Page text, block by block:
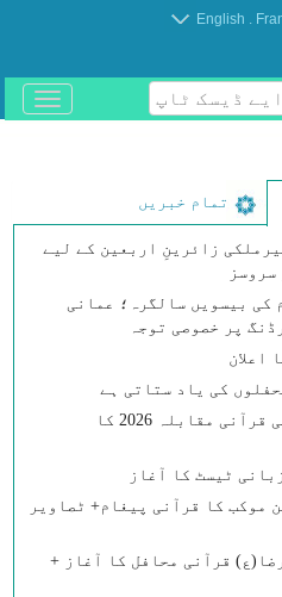
.
English
ڈیسک ٹاپ
باز
و
تمام خبریں
زائرینِ اربعین کے لیے
کی بیسویں سالگرہ؛ عمانی
پر خصوصی توجہ
اعلان
کی یاد ستاتی ہے
سلطان قابوس بین الاقوامی قرآنی مقابلہ 2026 کا
ٹیسٹ کا آغاز
موکب کا قرآنی پیغام+ ٹصاویر
قرآنی محافل کا آغاز +